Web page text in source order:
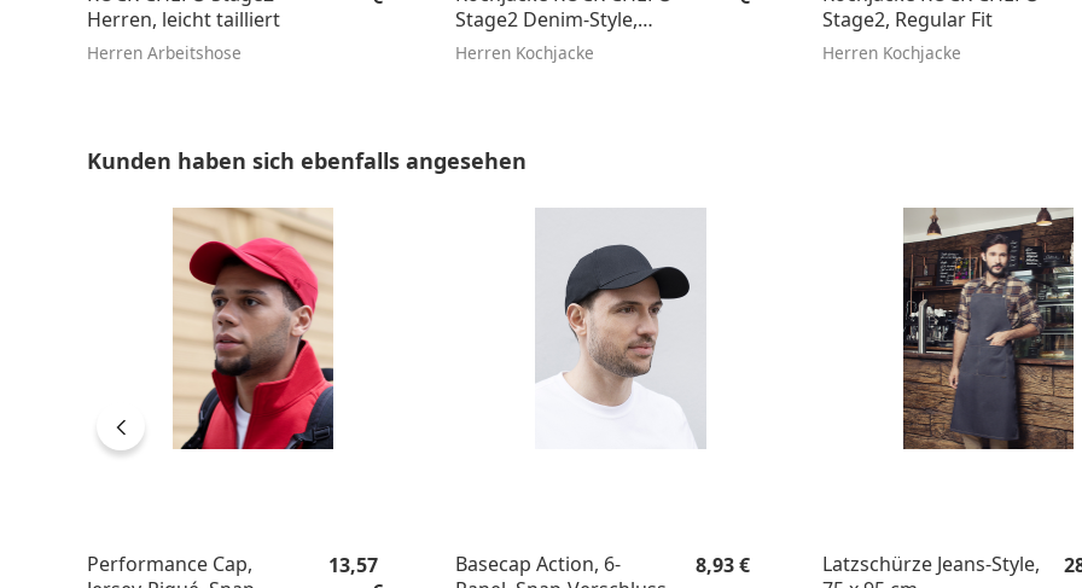
Herren, leicht tailliert
Herren Arbeitshose
Stage2 Denim-Style,
Regular Fit
Herren Kochjacke
Stage2, Regular Fit
Herren Kochjacke
Produktgalerie überspringen
Kunden haben sich ebenfalls angesehen
Performance Cap,
Regulärer Preis:
13,57
Basecap Action, 6-
Regulärer Preis:
8,93 €
Latzschürze Jeans-Style,